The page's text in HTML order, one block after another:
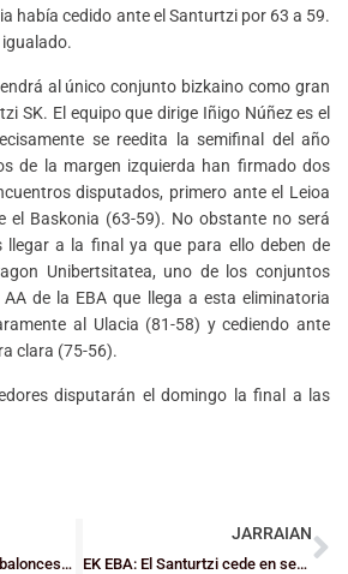
había cedido ante el Santurtzi por 63 a 59.
igualado.
al único conjunto bizkaino como gran
SK. El equipo que dirige Iñigo Núñez es el
se reedita la semifinal del año
de la margen izquierda han firmado dos
disputados, primero ante el Leioa
el Baskonia (63-59). No obstante no será
a la final ya que para ello deben de
Unibertsitatea, uno de los conjuntos
de la EBA que llega a esta eliminatoria
al Ulacia (81-58) y cediendo ante
clara (75-56).
disputarán el domingo la final a las
Fallece un pionero del baloncesto vizcaíno, Luis del Olmo
JARRAIAN
EK EBA: El Santurtzi cede en semifinales ante el Mondragon Unibertsitatea y el Baskonia se proclama campeón